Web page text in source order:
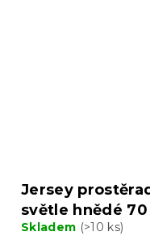
Jersey
světle hnědé 70
Skladem (>10 ks)